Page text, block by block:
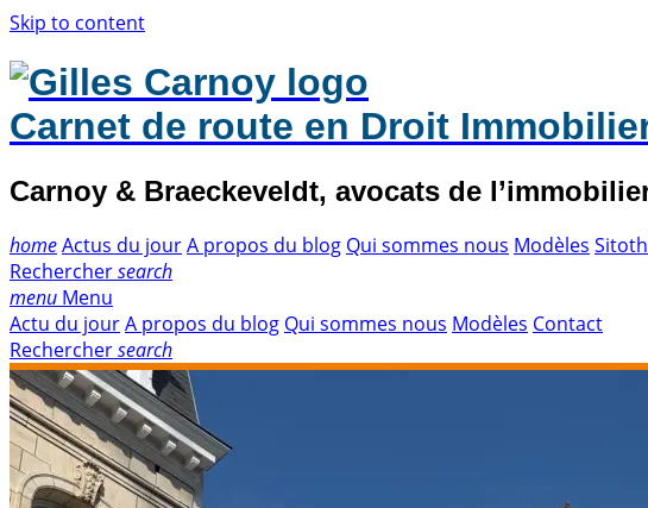
Skip to content
Carnet de route en Droit
Carnoy & Braeckeveldt, avocats de
homeActus du jourA propos du blog Qui sommes nous Modèles
Recherchersearch
menu Menu
Actu du jourA propos du blog Qui sommes nous Modèles Contact
Recherchersearch